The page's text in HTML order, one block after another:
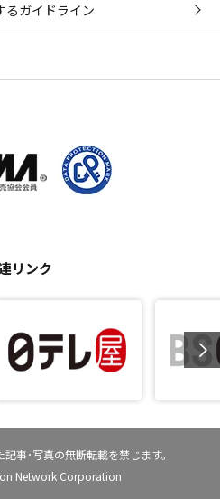
るガイドライン
リンク
事･写真の無断転載を禁じます。
Network Corporation